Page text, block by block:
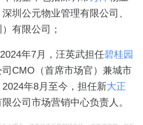
圳公元物业管理有限公司、
有限公司；
年7月， 汪英武担任碧桂园
CMO（首席市场官）兼城市
年8月至今，担任新大正
公司市场营销中心负责人。